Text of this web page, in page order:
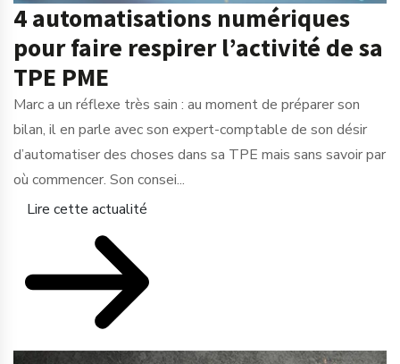
4 automatisations numériques
pour faire respirer l’activité de sa
TPE PME
Marc a un réflexe très sain : au moment de préparer son
bilan, il en parle avec son expert-comptable de son désir
d’automatiser des choses dans sa TPE mais sans savoir par
où commencer. Son consei...
Lire cette actualité